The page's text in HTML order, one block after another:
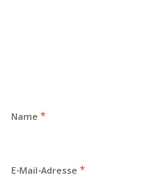
Name *
E-Mail-Adresse *